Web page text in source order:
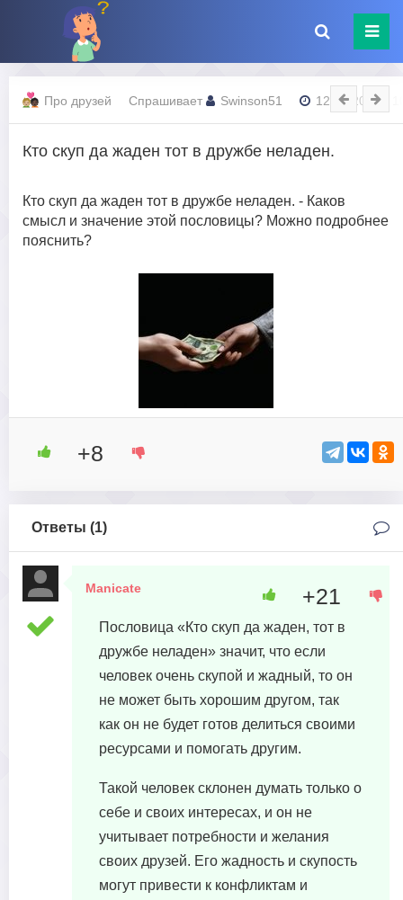
Про друзей Спрашивает Swinson51 12.08.2023 -
Кто скуп да жаден тот в дружбе неладен.
Кто скуп да жаден тот в дружбе неладен. - Каков
смысл и значение этой пословицы? Можно подробнее
пояснить?
+8
Ответы (1)
Manicate
Пословица «Кто скуп да жаден, тот в
дружбе неладен» значит, что если
человек очень скупой и жадный, то он
не может быть хорошим другом, так
как он не будет готов делиться своими
ресурсами и помогать другим.
Такой человек склонен думать только о
себе и своих интересах, и он не
учитывает потребности и желания
своих друзей. Его жадность и скупость
могут привести к конфликтам и
+21